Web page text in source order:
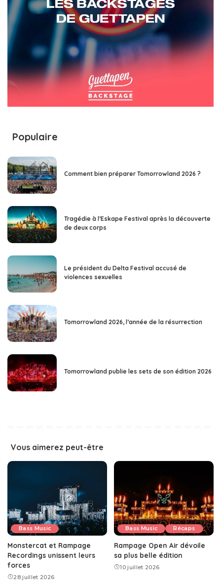
Populaire
Comment bien préparer Tomorrowland 2026 ?
Tragédie à l’Eskape Festival après la découverte
de deux corps
Le président du Delta Festival accusé de
violences sexuelles
Tomorrowland 2026, l’année de la résurrection
Tomorrowland publie les sets de son édition 2026
Vous aimerez peut-être
Bass Music
Monstercat et Rampage
Recordings unissent leurs
forces
28 juillet 2026
Bass Music Récaps
Rampage Open Air dévoile
sa plus belle édition
10 juillet 2026